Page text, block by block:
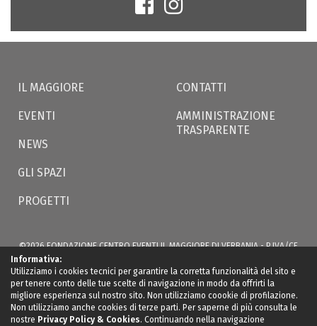
IL MAGGIORE
EVENTI
NEWS
GLI SPAZI
PROGETTI
CONTATTI
AMMINISTRAZIONE
TRASPARENTE
©2026 FONDAZIONE CENTRO EVENTI IL MAGGIORE DI VERBANIA - P.IVA/CF
02566350035 - VIA S. BERNARDINO, 49 -
PRIVACY
Informativa:
Utilizziamo i cookies tecnici per garantire la corretta funzionalità del sito e
per tenere conto delle tue scelte di navigazione in modo da offrirti la
migliore esperienza sul nostro sito. Non utilizziamo coookie di profilazione.
Non utilizziamo anche cookies di terze parti. Per saperne di più consulta le
nostre Privacy Policy & Cookies. Continuando nella navigazione